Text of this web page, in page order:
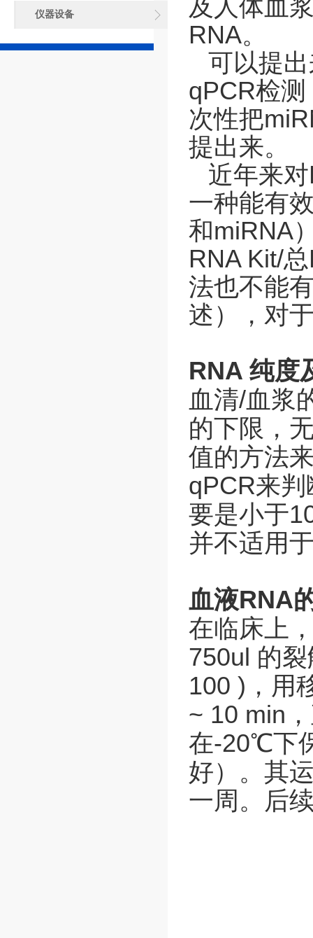
仪器设备
及人体血
RNA。
可以提
qPCR检测
次性把
提出来。
近年来对
一种能有
和miRNA
RNA Kit/总
法也不能
述），对
RNA 纯度
血清/血浆
的下限，
值的方法
qPCR来判
要是小于
并不适用
血液RNA
在临床上
750ul 的
100 ) ，用
~ 10 min
在-20℃下
好）。其
一周。后